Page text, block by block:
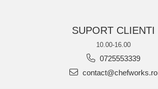
SUPORT CLIENTI
10.00-16.00
0725553339
contact@chefworks.ro